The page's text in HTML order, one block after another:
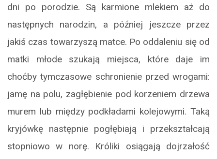
dni po porodzie. Są karmione mlekiem aż do
następnych narodzin, a później jeszcze przez
jakiś czas towarzyszą matce. Po oddaleniu się od
matki młode szukają miejsca, które daje im
choćby tymczasowe schronienie przed wrogami:
jamę na polu, zagłębienie pod korzeniem drzewa
murem lub między podkładami kolejowymi. Taką
kryjówkę następnie pogłębiają i przekształcają
stopniowo w norę. Króliki osiągają dojrzałość